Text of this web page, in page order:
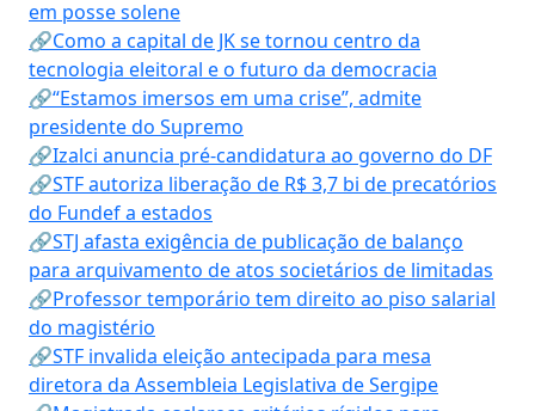
em posse solene
🔗Como a capital de JK se tornou centro da
tecnologia eleitoral e o futuro da democracia
🔗“Estamos imersos em uma crise”, admite
presidente do Supremo
🔗Izalci anuncia pré-candidatura ao governo do DF
🔗STF autoriza liberação de R$ 3,7 bi de precatórios
do Fundef a estados
🔗STJ afasta exigência de publicação de balanço
para arquivamento de atos societários de limitadas
🔗Professor temporário tem direito ao piso salarial
do magistério
🔗STF invalida eleição antecipada para mesa
diretora da Assembleia Legislativa de Sergipe